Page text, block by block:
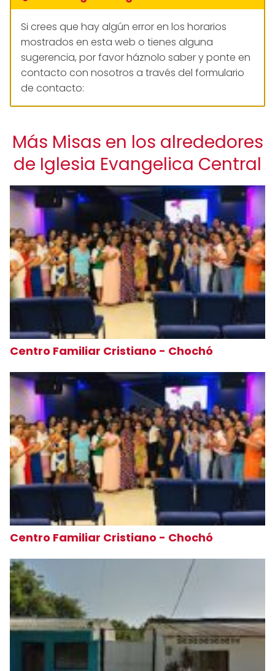
Si crees que hay algún error en los horarios
mostrados en esta web o tienes alguna
sugerencia, por favor háznolo saber y ponte en
contacto con nosotros a través del formulario
de contacto:
Más Misas en los alrededores
de Iglesia Evangelica Central
Centro Familiar Cristiano - Chochó
Centro Familiar Cristiano - Chochó